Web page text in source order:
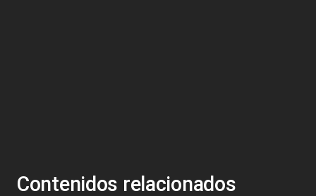
Contenidos relacionados